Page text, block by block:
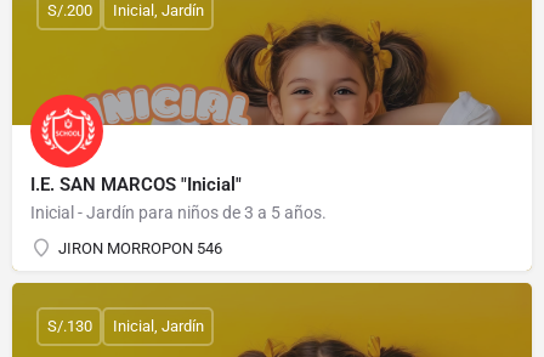
I.E. SAN MARCOS "Inicial"
Inicial - Jardín para niños de 3 a 5 años.
JIRON MORROPON 546
S/.200 Inicial, Jardín
S/.130 Inicial, Jardín